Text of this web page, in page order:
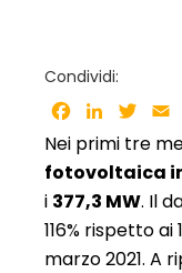
Condividi:
Facebook
LinkedIn
Nei primi tre
fotovoltaica
i 377,3 MW. Il
116% rispetto
marzo 2021. A